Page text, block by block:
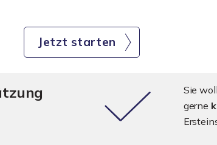
Jetzt starten
Sie
gerne